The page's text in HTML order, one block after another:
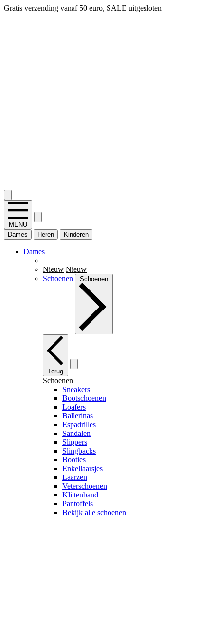
Gratis verzending vanaf 50 euro, SALE uitgesloten
MENU
Dames
Heren Kinderen
Dames
Nieuw Nieuw
Schoenen
Schoenen
Terug
Schoenen
Sneakers
Bootschoenen
Loafers
Ballerinas
Espadrilles
Sandalen
Slippers
Slingbacks
Booties
Enkellaarsjes
Laarzen
Veterschoenen
Klittenband
Pantoffels
Bekijk alle schoenen